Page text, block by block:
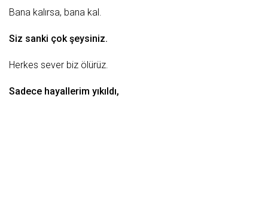
Bana kalırsa, bana kal.
Siz sanki çok şeysiniz.
Herkes sever biz ölürüz.
Sadece hayallerim yıkıldı,